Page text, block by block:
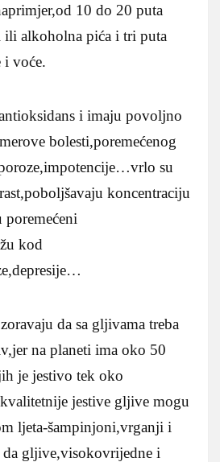
10 do 20 puta
ili alkoholna pića i tri puta
i voće.
i imaju povoljno
bolesti,poremećenog
su
koncentraciju
poremećeni
kod
da sa gljivama treba
na planeti ima oko 50
je jestivo tek oko
jestive gljive mogu
ljeta-šampinjoni,vrganji i
da gljive,visokovrijedne i